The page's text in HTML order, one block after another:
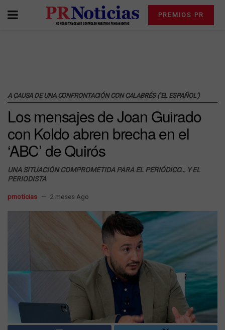
PREMIOS PR
A CAUSA DE UNA CONFRONTACIÓN CON CALABRÉS (‘EL ESPAÑOL’)
Los mensajes de Joan Guirado
con Koldo abren brecha en el
‘ABC’ de Quirós
UNA SITUACIÓN COMPROMETIDA PARA EL PERIÓDICO… Y EL
PERIODISTA
prnoticias 2 meses Ago